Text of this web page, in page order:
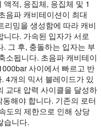
적, 응집체, 응집체 및 1
음파 캐비테이션이 최대
리밍을 생성함에 따라 캐비
다. 가속된 입자가 서로
그 후, 충돌하는 입자는 부
소됩니다. 초음파 캐비테이
사이에서 빠르고 반
4개의 믹서 블레이드가 있
교대 압력 사이클을 달성하
해야 합니다. 기존의 로터
도의 제한으로 인해 상당
습니다.